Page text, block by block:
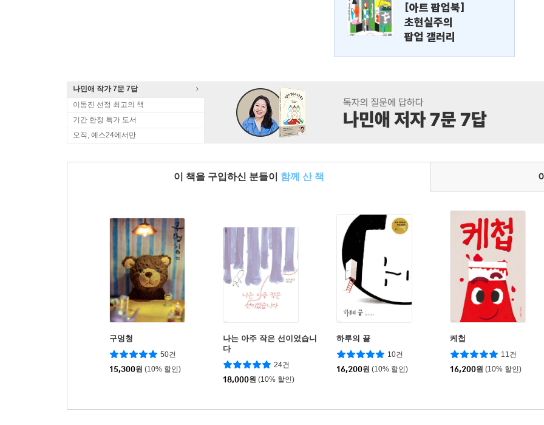
[아트 팝업북]
초현실주의
팝업 갤러리
나민애 작가 7문 7답
이동진 선정 최고의 책
기간 한정 특가 도서
오직, 예스24에서만
이 책을 구입하신 분들이 함께 산 책
구멍청
50건
15,300원 (10% 할인)
나는 아주 작은 선이었습니
다
24건
18,000원 (10% 할인)
하루의 끝
10건
16,200원 (10% 할인)
케첩
11건
16,200원 (10% 할인)